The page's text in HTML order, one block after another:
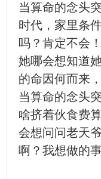
当算命的念头
时代，家里条
吗？肯定不会
她哪会想知道
的命因何而来
当算命的念头
啥挤着伙食费
会想问问老天
啊？我想做的